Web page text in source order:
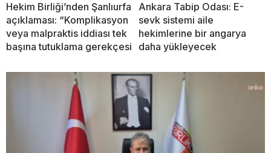
Hekim Birliği’nden Şanlıurfa
açıklaması: “Komplikasyon
veya malpraktis iddiası tek
başına tutuklama gerekçesi
Ankara Tabip Odası: E-
sevk sistemi aile
hekimlerine bir angarya
daha yükleyecek